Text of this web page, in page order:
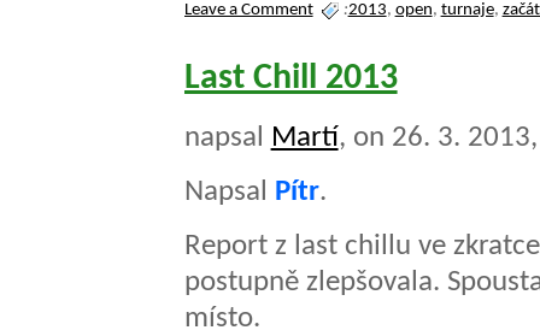
Leave a Comment :2013, open, turnaje,
Last Chill 2013
napsal Martí, on 26. 3.
Napsal Pítr.
Report z last chillu ve
postupně zlepšovala.
místo.